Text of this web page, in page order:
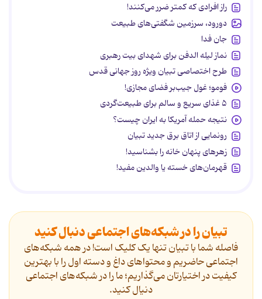
راز افرادی که کمتر ضرر می‌کنند!
دورود، سرزمین شگفتی‌های طبیعت
جان فدا
نماز لیله الدفن برای شهدای بیت رهبری
طرح اختصاصی تبیان ویژه روز جهانی قدس
فومو؛ غول جیب‌بر فضای مجازی!
۵ غذای سریع و سالم برای طبیعت‌گردی
نتیجه حمله آمریکا به ایران چیست؟
رونمایی از اتاق برق جدید تبیان
زهرهای پنهان خانه را بشناسید!
قهرمان‌های خسته یا والدین مفید!
تبیان را در شبکه‌های اجتماعی دنبال کنید
فاصله شما با تبیان تنها یک کلیک است! در همه شبکه‌های
اجتماعی حاضریم و محتواهای داغ و دسته اول را با بهترین
کیفیت در اختیارتان می‌گذاریم؛ ما را در شبکه‌های اجتماعی
دنیال کنید.